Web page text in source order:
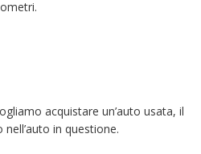
acquistare un’auto usata, il
in questione.